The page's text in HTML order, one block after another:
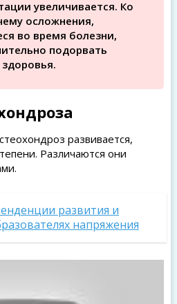
увеличивается. Ко
осложнения,
во время болезни,
подорвать
развивается,
Различаются они
развития и
напряжения